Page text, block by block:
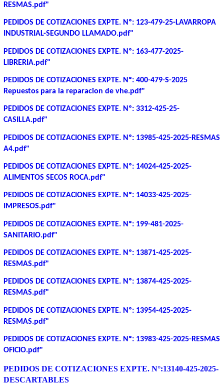
RESMAS.pdf"
PEDIDOS DE COTIZACIONES EXPTE. Nº: 123-479-25-LAVARROPA
INDUSTRIAL-SEGUNDO LLAMADO.pdf"
PEDIDOS DE COTIZACIONES EXPTE. Nº: 163-477-2025-
LIBRERIA.pdf"
PEDIDOS DE COTIZACIONES EXPTE. Nº: 400-479-S-2025
Repuestos para la reparacion de vhe.pdf"
PEDIDOS DE COTIZACIONES EXPTE. Nº: 3312-425-25-
CASILLA.pdf"
PEDIDOS DE COTIZACIONES EXPTE. Nº: 13985-425-2025-RESMAS
A4.pdf"
PEDIDOS DE COTIZACIONES EXPTE. Nº: 14024-425-2025-
ALIMENTOS SECOS ROCA.pdf"
PEDIDOS DE COTIZACIONES EXPTE. Nº: 14033-425-2025-
IMPRESOS.pdf"
PEDIDOS DE COTIZACIONES EXPTE. Nº: 199-481-2025-
SANITARIO.pdf"
PEDIDOS DE COTIZACIONES EXPTE. Nº: 13871-425-2025-
RESMAS.pdf"
PEDIDOS DE COTIZACIONES EXPTE. Nº: 13874-425-2025-
RESMAS.pdf"
PEDIDOS DE COTIZACIONES EXPTE. Nº: 13954-425-2025-
RESMAS.pdf"
PEDIDOS DE COTIZACIONES EXPTE. Nº: 13983-425-2025-RESMAS
OFICIO.pdf"
PEDIDOS DE COTIZACIONES EXPTE. N°:13140-425-2025-
DESCARTABLES